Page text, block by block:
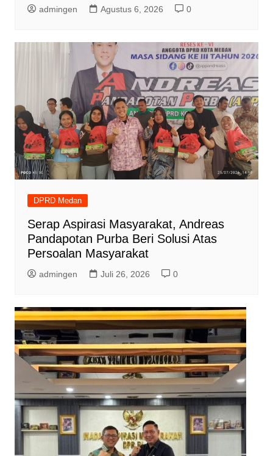
admingen Agustus 6, 2026 0
DPRD Medan
Serap Aspirasi Masyarakat, Andreas
Pandapotan Purba Beri Solusi Atas
Persoalan Masyarakat
admingen Juli 26, 2026 0